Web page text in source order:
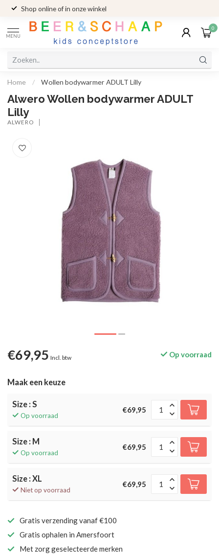
Shop online of in onze winkel
MENU
0
Home / Wollen bodywarmer ADULT Lilly
Alwero Wollen bodywarmer ADULT
Lilly
ALWERO
€69,95 Incl. btw Op voorraad
Maak een keuze
Size : S
Op voorraad
€69,95
Size : M
Op voorraad
€69,95
Size : XL
Niet op voorraad
€69,95
Gratis verzending vanaf €100
Gratis ophalen in Amersfoort
Met zorg geselecteerde merken